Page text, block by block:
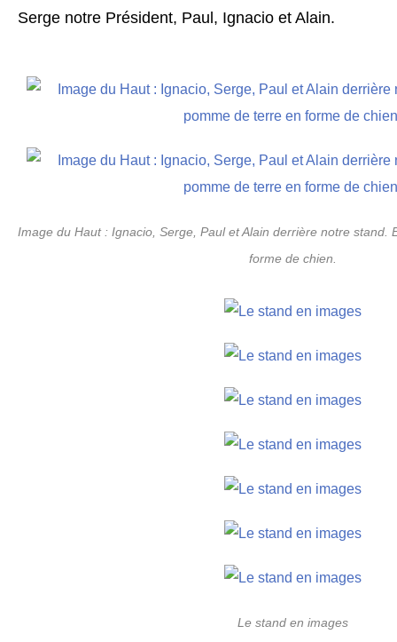
Serge notre Président, Paul, Ignacio et Alain.
Image du Haut : Ignacio, Serge, Paul et Alain derrière notre stand.
forme de chien.
Le stand en images